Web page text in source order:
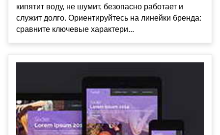
кипятит воду, не шумит, безопасно работает и
служит долго. Ориентируйтесь на линейки бренда:
сравните ключевые характери...